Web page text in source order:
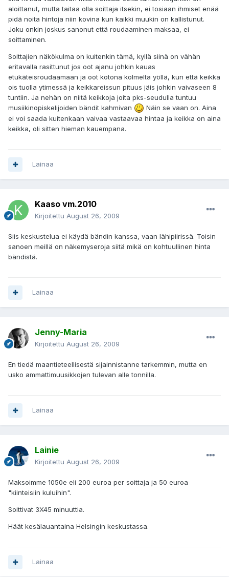
aloittanut, mutta taitaa olla soittaja itsekin, ei tosiaan ihmiset enää
pidä noita hintoja niin kovina kun kaikki muukin on kallistunut.
Joku onkin joskus sanonut että roudaaminen maksaa, ei
soittaminen.
Soittajien näkökulma on kuitenkin tämä, kyllä siinä on vähän
eritavalla rasittunut jos oot ajanu johkin kauas
etukäteisroudaamaan ja oot kotona kolmelta yöllä, kun että keikka
ois tuolla ytimessä ja keikkareissun pituus jäis johkin vaivaseen 8
tuntiin. Ja nehän on niitä keikkoja joita pks-seudulla tuntuu
musiikinopiskelijoiden bändit kahmivan
Näin se vaan on. Aina
ei voi saada kuitenkaan vaivaa vastaavaa hintaa ja keikka on aina
keikka, oli sitten hieman kauempana.
Lainaa
Kaaso vm.2010
Kirjoitettu August 26, 2009
Siis keskustelua ei käydä bändin kanssa, vaan lähipiirissä. Toisin
sanoen meillä on näkemyseroja siitä mikä on kohtuullinen hinta
bändistä.
Lainaa
Jenny-Maria
Kirjoitettu August 26, 2009
En tiedä maantieteellisestä sijainnistanne tarkemmin, mutta en
usko ammattimuusikkojen tulevan alle tonnilla.
Lainaa
Lainie
Kirjoitettu August 26, 2009
Maksoimme 1050e eli 200 euroa per soittaja ja 50 euroa
"kiinteisiin kuluihin".
Soittivat 3X45 minuuttia.
Häät kesälauantaina Helsingin keskustassa.
Lainaa